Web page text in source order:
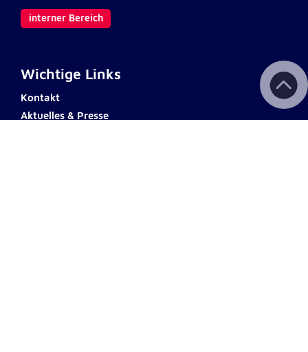
interner Bereich
Wichtige Links
Kontakt
Aktuelles & Presse